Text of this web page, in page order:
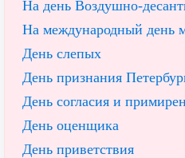
На день Воздушно-
На международный день
День слепых
День признания
День согласия и
День оценщика
День приветствия